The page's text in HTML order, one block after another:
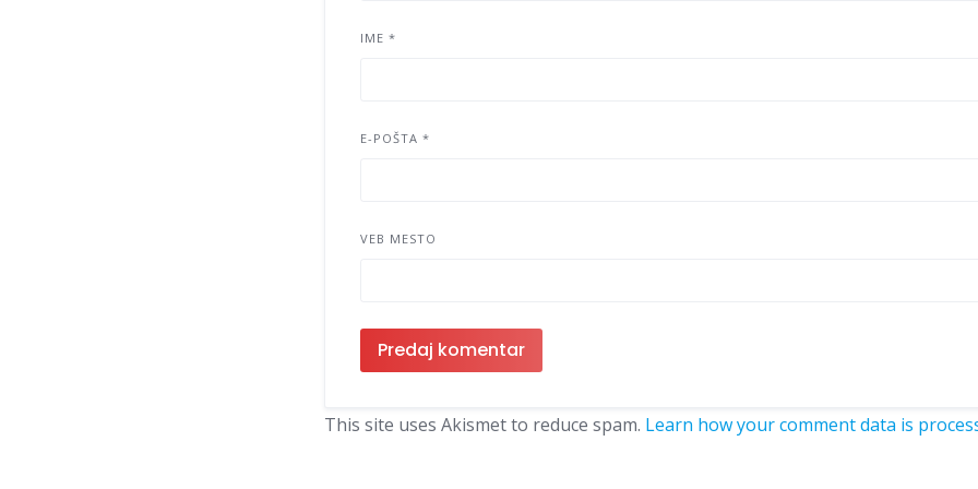
IME*
E-POŠTA*
VEB MESTO
This site uses Akismet to reduce spam. Learn how your comment data is